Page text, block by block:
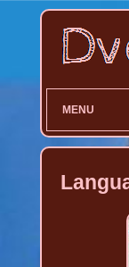
MENU